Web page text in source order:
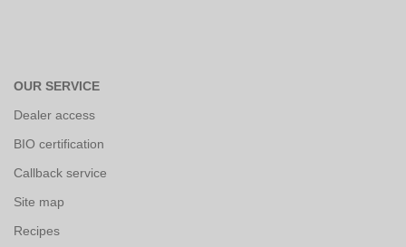
OUR SERVICE
Dealer access
BIO certification
Callback service
Site map
Recipes